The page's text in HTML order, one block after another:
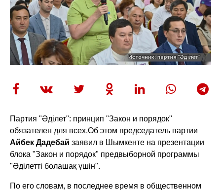
Партия "Әділет": принцип "Закон и порядок"
обязателен для всех.Об этом председатель партии
Айбек Дадебай заявил в Шымкенте на презентации
блока "Закон и порядок" предвыборной программы
"Әділетті болашақ үшін".
По его словам, в последнее время в общественном